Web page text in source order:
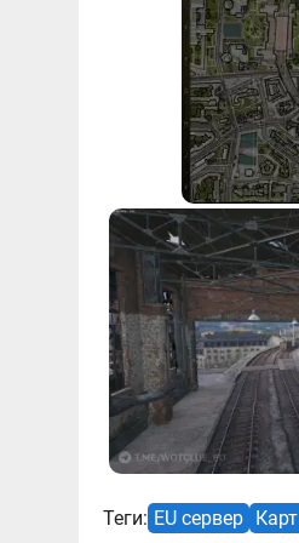
Теги: EU сервер